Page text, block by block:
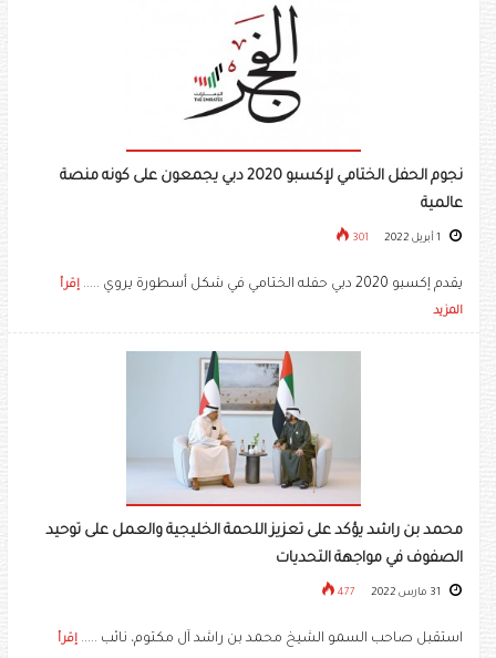
نجوم الحفل الختامي لإكسبو 2020 دبي يجمعون على كونه منصة
عالمية
301
يقدم إكسبو 2020 دبي حفله الختامي في شكل أسطورة يروي .....
إقرأ
المزيد
محمد بن راشد يؤكد على تعزيز اللحمة الخليجية والعمل على توحيد
الصفوف في مواجهة التحديات
477
استقبل صاحب السمو الشيخ محمد بن راشد آل مكتوم، نائب ..... إقرأ